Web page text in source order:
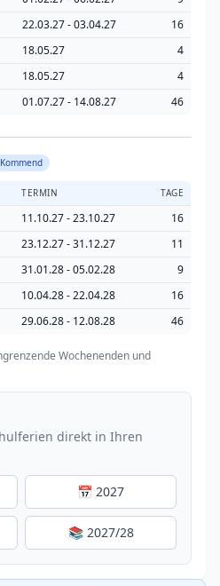
22.03.27 - 03.04.27
16
18.05.27
4
18.05.27
4
01.07.27 - 14.08.27 46
Kommend
TERMIN TAGE
11.10.27 - 23.10.27
16
23.12.27 - 31.12.27
11
31.01.28 - 05.02.28
9
10.04.28 - 22.04.28
16
29.06.28 - 12.08.28 46
Wochenenden und
direkt in Ihren
📅 2027
📚 2027/28